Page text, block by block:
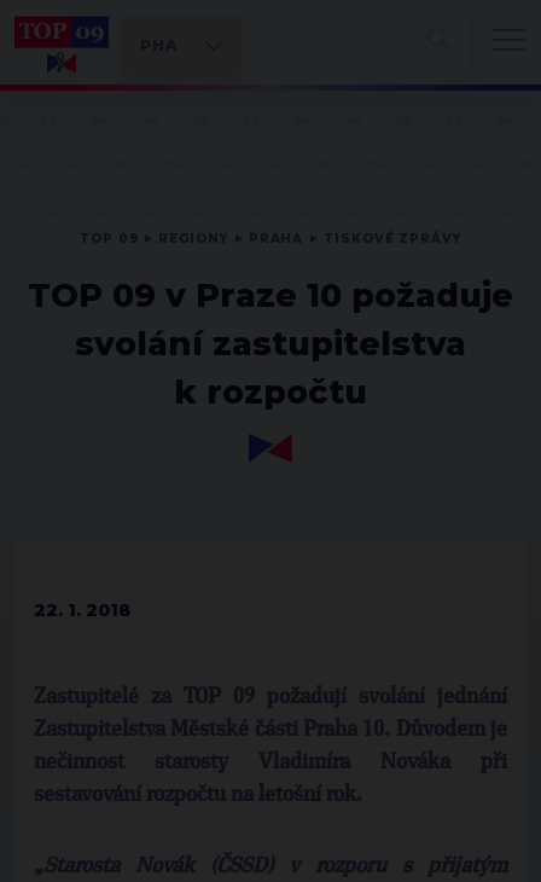
TOP 09 v Praze 10 požaduje
svolání zastupitelstva
k rozpočtu
22. 1. 2018
Zastupitelé za TOP 09 požadují svolání jednání
Zastupitelstva Městské části Praha 10. Důvodem je
nečinnost starosty Vladimíra Nováka při
sestavování rozpočtu na letošní rok.
„Starosta Novák (ČSSD) v rozporu s přijatým